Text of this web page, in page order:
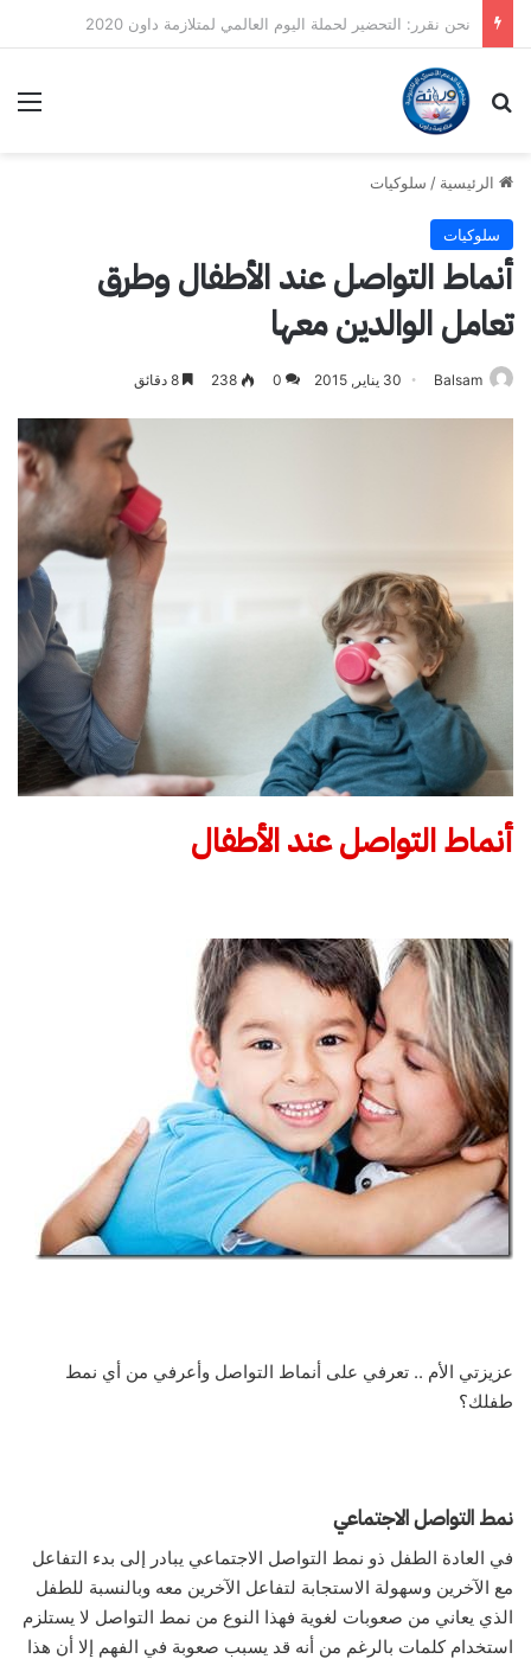
رسائل الواتس أب – متلازمة داون 2018-2019
بحث عن
الرئيسية / سلوكيات
سلوكيات
أنماط التواصل عند الأطفال وطرق
تعامل الوالدين معها
Balsam 30 يناير, 2015 0
238
أنماط التواصل عند الأطفال
عزيزتي الأم .. تعرفي على أنماط التواصل وأعرفي من أي نمط
طفلك؟
نمط التواصل الاجتماعي
في العادة الطفل ذو نمط التواصل الاجتماعي يبادر إلى بدء التفاعل
مع الآخرين وسهولة الاستجابة لتفاعل الآخرين معه وبالنسبة للطفل
الذي يعاني من صعوبات لغوية فهذا النوع من نمط التواصل لا يستلزم
استخدام كلمات بالرغم من أنه قد يسبب صعوبة في الفهم إلا أن هذا